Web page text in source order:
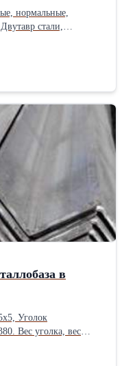
нормальные,
стали,
,09Г2С,
30Б, 35Б, 40Б, 45Б,
балка 20Ш, 25Ш,
90Ш, 100Ш.
35К, 40К .балка
балки, длина 12
на металл. Есть
доставка
на металлобазе
квадратная,
полоса,поковка
швеллер ,
ЕВРАЗ НТМК
в
Уголок
Вес уголка, вес
Отгрузка от
размер с высокой